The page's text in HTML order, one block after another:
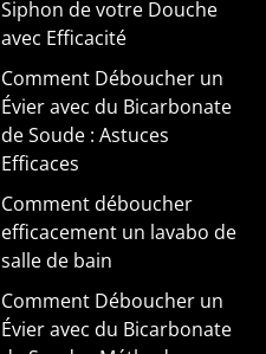
Siphon de votre Douche
avec Efficacité
Comment Déboucher un
Évier avec du Bicarbonate
de Soude : Astuces
Efficaces
Comment déboucher
efficacement un lavabo de
salle de bain
Comment Déboucher un
Évier avec du Bicarbonate